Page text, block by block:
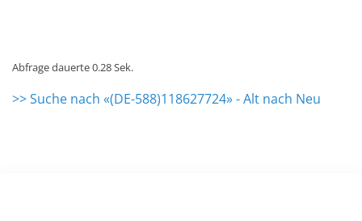
Abfrage dauerte 0.28 Sek.
>> Suche nach «(DE-588)118627724» - Alt nach Neu